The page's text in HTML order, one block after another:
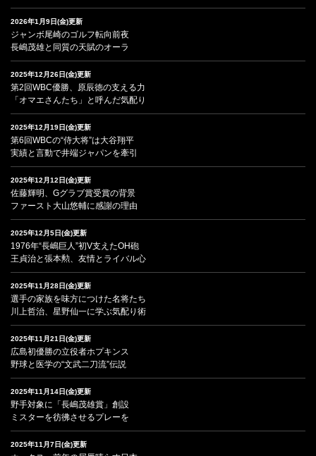
2026年1月9日(金)更新
ジャンボ尾崎のゴルフ転向前夜
長嶋茂雄と同質の天賦のオーラ
2025年12月26日(金)更新
第2回WBC優勝、原辰徳の支える力
「オマエさんたち」と呼んだ気配り
2025年12月19日(金)更新
第6回WBCの“侍大将”は大谷翔平
実績と言動で井端ジャパンを牽引
2025年12月12日(金)更新
佐藤輝明、Gグラブ賞受賞の背景
ファースト大山悠輔に感謝の理由
2025年12月5日(金)更新
1976年“長嶋巨人”初V支えたOH砲
王貞治と張本勲、友情とライバル心
2025年11月28日(金)更新
選手の家族を味方につけた名将たち
川上哲治、星野仙一に学ぶ気配り術
2025年11月21日(金)更新
広島初優勝の立役者ホプキンス
野球と医学の“文武二刀流”伝説
2025年11月14日(金)更新
野手対象に「長嶋茂雄賞」創設
ミスターを彷彿させるプレーを
2025年11月7日(金)更新